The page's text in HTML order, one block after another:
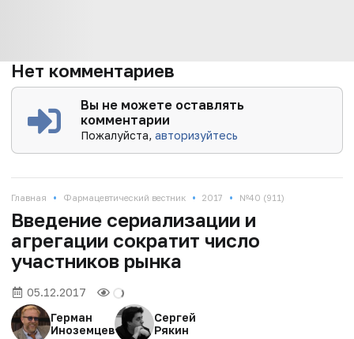
Нет комментариев
Вы не можете оставлять
комментарии
Пожалуйста,авторизуйтесь
Главная • Фармацевтический вестник • 2017 • №40 (911)
Введение сериализации и
агрегации сократит число
участников рынка
05.12.2017
Герман
Иноземцев
Сергей
Рякин